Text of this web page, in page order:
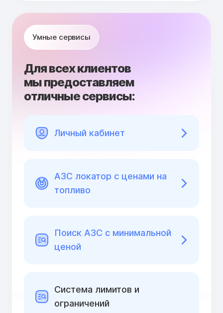
Умные сервисы
Для всех клиентов
мы предоставляем
отличные сервисы:
Личный кабинет
АЗС локатор с ценами на
топливо
Поиск АЗС с минимальной
ценой
Cистема лимитов и
ограничений